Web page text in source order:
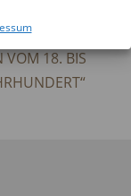
VOM 18. BIS